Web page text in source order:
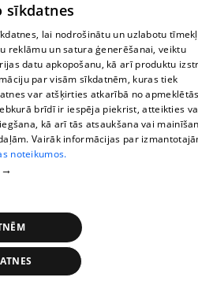
bet uzpirkšanas
sīkdatnes
lai nodrošinātu un uzlabotu
reklāmu un satura ģenerēšanai, veiktu
datu apkopošanu, kā arī produktu
par visām sīkdatnēm, kuras tiek
var atšķirties atkarībā no
brīdī ir iespēja piekrist, atteikties
kā arī tās atsaukšana vai
Vairāk informācijas par
noteikumos.
→